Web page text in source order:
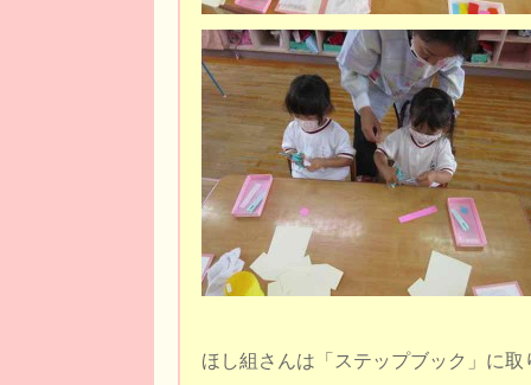
ほし組さんは「ステップブック」に